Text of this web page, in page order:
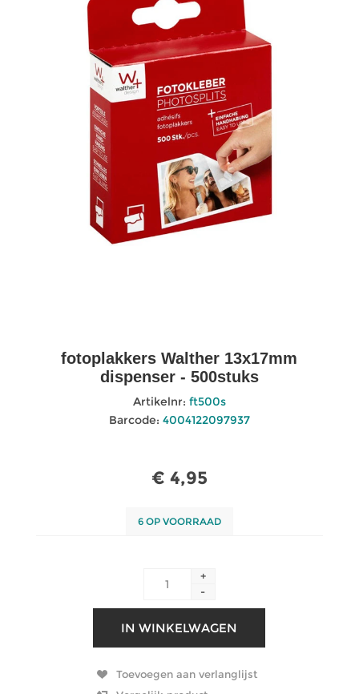
fotoplakkers Walther 13x17mm
dispenser - 500stuks
Artikelnr: ft500s
Barcode: 4004122097937
€ 4,95
6 OP VOORRAAD
+
-